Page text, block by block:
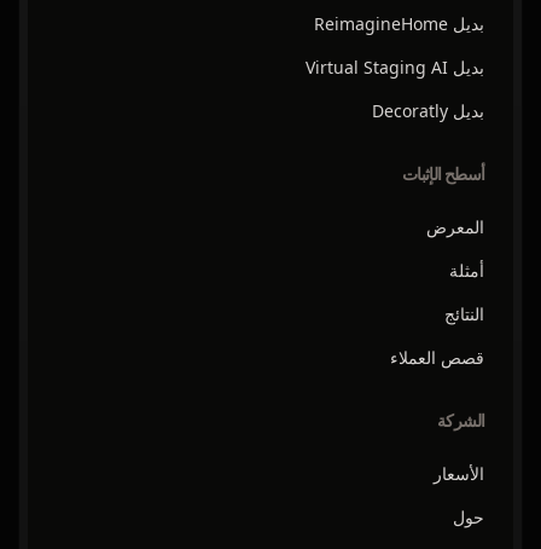
بديل ReimagineHome
بديل Virtual Staging AI
بديل Decoratly
أسطح الإثبات
المعرض
أمثلة
النتائج
قصص العملاء
الشركة
الأسعار
حول